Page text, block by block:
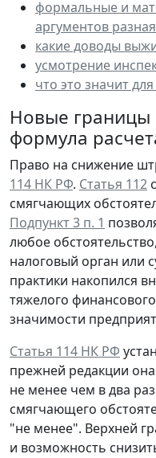
формальные и
аргументов
какие доводы
усмотрение
что это значит
Новые границы
формула
Право на снижение
114 НК РФ. Статья 112
смягчающих
Подпункт 3 п. 1
любое
налоговый орган или
практики накопился
тяжелого
значимости
Статья 114 НК РФ
прежней редакции
не менее чем в два
смягчающего
"не менее". Верхней
и возможность